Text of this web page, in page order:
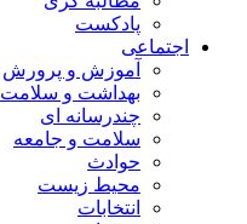
پادکست
اجتماعی
آموزش و پرورش
بهداشت و سلامت
چندرسانه ای
سلامت و جامعه
حوادث
محیط زیست
انتخابات